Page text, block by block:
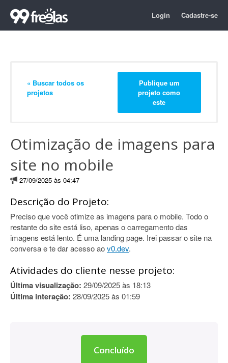
Login Cadastre-se
« Buscar todos os
projetos
Publique um
projeto como
este
Otimização de imagens para
site no mobile
27/09/2025 às 04:47
Descrição do Projeto:
Preciso que você otimize as imagens para o mobile. Todo o
restante do site está liso, apenas o carregamento das
imagens está lento. É uma landing page. Irei passar o site na
conversa e te dar acesso aov0.dev.
Atividades do cliente nesse projeto:
Última visualização: 29/09/2025 às 18:13
Última interação: 28/09/2025 às 01:59
Concluído